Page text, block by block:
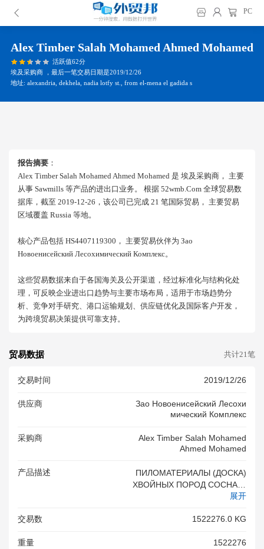
PC
Alex Timber Salah Mohamed Ahmed Mohamed
活跃值62分
埃及采购商 ，最后一笔交易日期是2019/12/26
地址: alexandria, dekhela, nadia lotfy st., from el-mena el gadida s
报告摘要 ：
Alex Timber Salah Mohamed Ahmed Mohamed 是 埃及采购商， 主要
从事 Sawmills 等产品的进出口业务。 根据 52wmb.com 全球贸易数
据库，截至 2019-12-26，该公司已完成 21 笔国际贸易， 主要贸易
区域覆盖 Russia 等地。
核心产品包括 HS4407119300， 主要贸易伙伴为 Зао
Новоенисейский Лесохимический Комплекс。
这些贸易数据来自于各国海关及公开渠道，经过标准化与结构化处
理，可反映企业进出口趋势与主要市场布局，适用于市场趋势分
析、竞争对手研究、港口运输规划、供应链优化及国际客户开发，
为跨境贸易决策提供可靠支持。
贸易数据 共计21笔
交易时间 2019/12/26
供应商
Зао Новоенисейский Лесохи
Мический Комплекс
采购商
Alex Timber Salah Mohamed
Ahmed Mohamed
产品描述
ПИЛОМАТЕРИАЛЫ (ДОСКА)
ХВОЙНЫХ ПОРОД СОСНА О
БЫКНОВЕННАЯ (PINUS SYL
ИЛЕННЫЕ ВДОЛЬ.НЕ СТРОГ
Е ШЛИФОВАННЫЕ,НЕ ИМЕ
展开
交易数 1522276.0 KG
重量 1522276